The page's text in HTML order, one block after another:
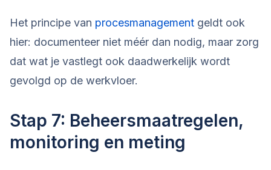
Het principe van procesmanagement geldt ook
hier: documenteer niet méér dan nodig, maar zorg
dat wat je vastlegt ook daadwerkelijk wordt
gevolgd op de werkvloer.
Stap 7: Beheersmaatregelen,
monitoring en meting